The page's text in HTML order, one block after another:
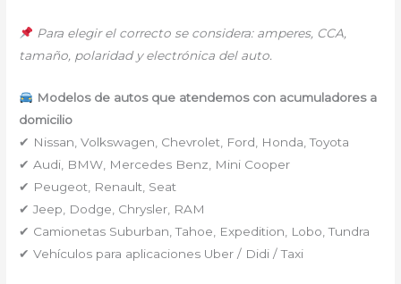
Para elegir el correcto se considera: amperes, CCA,
tamaño, polaridad y electrónica del auto.
Modelos de autos que atendemos con acumuladores a
domicilio
✔ Nissan, Volkswagen, Chevrolet, Ford, Honda, Toyota
✔ Audi, BMW, Mercedes Benz, Mini Cooper
✔ Peugeot, Renault, Seat
✔ Jeep, Dodge, Chrysler, RAM
✔ Camionetas Suburban, Tahoe, Expedition, Lobo, Tundra
✔ Vehículos para aplicaciones Uber / Didi / Taxi